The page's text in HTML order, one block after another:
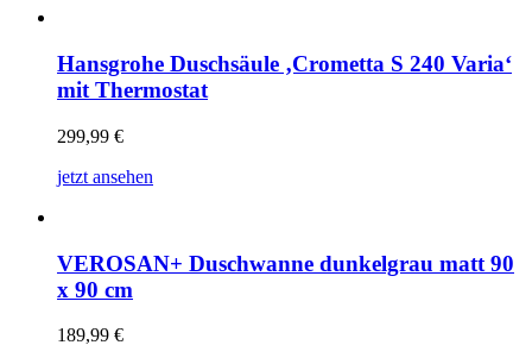
Hansgrohe Duschsäule ‚Crometta S 240 Varia‘
mit Thermostat
299,99 €
jetzt ansehen
VEROSAN+ Duschwanne dunkelgrau matt 90
x 90 cm
189,99 €